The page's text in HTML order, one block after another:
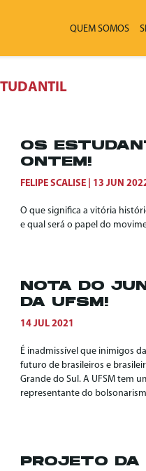
QUEM SOMOS
OS
ONTEM!
FELIPE SCALISE 13 JUN
O que significa a vitória
e qual será o papel do
NOTA DO
DA UFSM!
14 JUL 2021
É inadmissível que inimigos
futuro de brasileiros e
Grande do Sul. A UFSM tem
representante do
PROJETO DA